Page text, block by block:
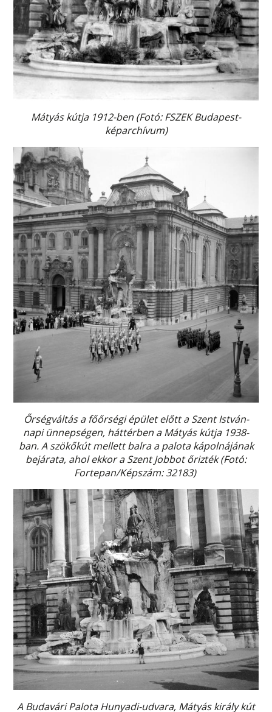
Mátyás kútja 1912-ben (Fotó: FSZEK Budapest-
képarchívum)
Őrségváltás a főőrségi épület előtt a Szent István-
napi ünnepségen, háttérben a Mátyás kútja 1938-
ban. A szökőkút mellett balra a palota kápolnájának
bejárata, ahol ekkor a Szent Jobbot őrizték (Fotó:
Fortepan/Képszám: 32183)
A Budavári Palota Hunyadi-udvara, Mátyás király kút